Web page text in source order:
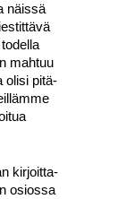
näis­sä
mah­tuu
oli­si pitä­
kir­joit­ta­
osios­sa